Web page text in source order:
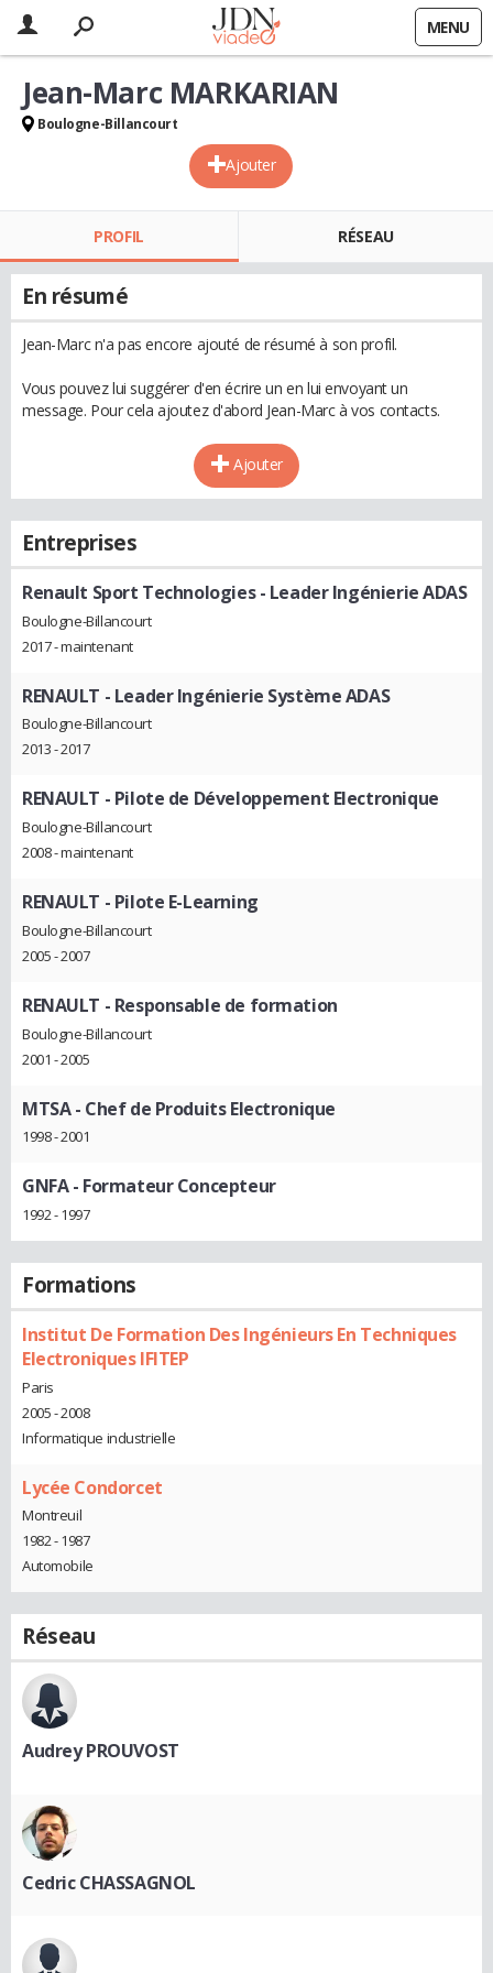
MENU
Ajouter
Jean-Marc MARKARIAN
Boulogne-Billancourt
PROFIL RÉSEAU
En résumé
Jean-Marc n'a pas encore ajouté de résumé à son profil.
Vous pouvez lui suggérer d'en écrire un en lui envoyant un
message. Pour cela ajoutez d'abord Jean-Marc à vos contacts.
Ajouter
Entreprises
Renault Sport Technologies- Leader Ingénierie ADAS
Boulogne-Billancourt
2017 - maintenant
RENAULT - Leader Ingénierie Système ADAS
Boulogne-Billancourt
2013 - 2017
RENAULT - Pilote de Développement Electronique
Boulogne-Billancourt
2008 - maintenant
RENAULT - Pilote E-Learning
Boulogne-Billancourt
2005 - 2007
RENAULT - Responsable de formation
Boulogne-Billancourt
2001 - 2005
MTSA- Chef de Produits Electronique
1998 - 2001
GNFA- Formateur Concepteur
1992 - 1997
Formations
Institut De Formation Des Ingénieurs En Techniques
Electroniques IFITEP
Paris
2005 - 2008
Informatique industrielle
Lycée Condorcet
Montreuil
1982 - 1987
Automobile
Réseau
Audrey PROUVOST
Cedric CHASSAGNOL